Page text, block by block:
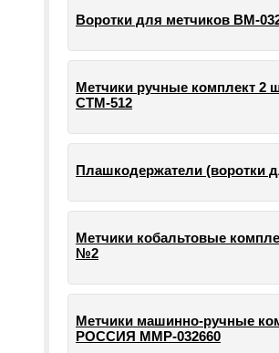
Воротки для метчиков ВМ-
Метчики ручные комплект 2
СТМ-512
Плашкодержатели (воротки
Метчики кобальтовые
№2
Метчики машинно-ручные
РОССИЯ ММР-032660